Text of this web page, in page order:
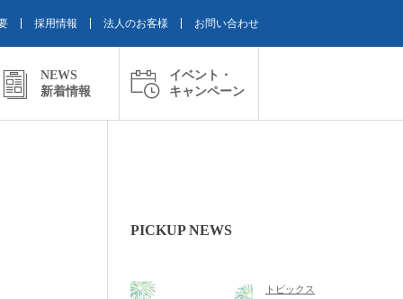
採用情報 法人のお客様 お問い合わせ
NEWS
新着情報
イベント・
キャンペーン
PICKUP NEWS
トピックス